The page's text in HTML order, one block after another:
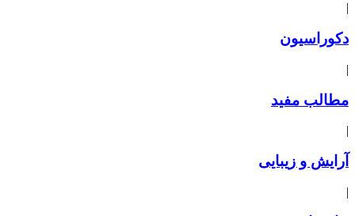
|
دکوراسیون
|
مطالب مفید
|
آرایش و زیبایی
|